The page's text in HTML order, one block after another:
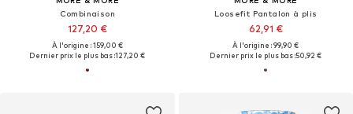
Combinaison
127,20 €
À l'origine : 159,00 €
Dernier prix le plus bas :127,20 €
Loosefit Pantalon à plis
62,91 €
À l'origine : 99,90 €
Dernier prix le plus bas :50,92 €